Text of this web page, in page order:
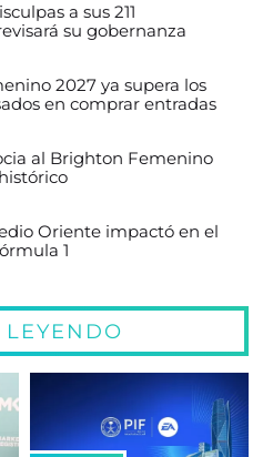
a sus 211
su gobernanza
2027 ya supera los
en comprar entradas
al Brighton Femenino
Oriente impactó en el
1
LEYENDO